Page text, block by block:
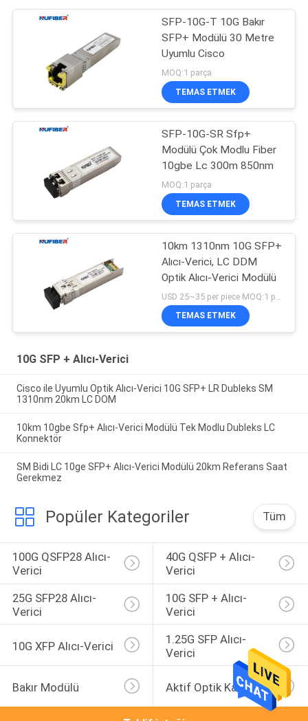
SFP-10G-T 10G Bakır
SFP+ Modülü 30 Metre
Uyumlu Cisco
MOQ:1 parça
TEMAS ETMEK
SFP-10G-SR Sfp+
Modülü Çok Modlu Fiber
10gbe Lc 300m 850nm
MOQ:1 parça
TEMAS ETMEK
10km 1310nm 10G SFP+
Alıcı-Verici, LC DDM
Optik Alıcı-Verici Modülü
TEMAS ETMEK
10G SFP + Alıcı-Verici
Cisco ile Uyumlu Optik Alıcı-Verici 10G SFP+ LR Dubleks SM
1310nm 20km LC DOM
10km 10gbe Sfp+ Alıcı-Verici Modülü Tek Modlu Dubleks LC
Konnektör
SM Bidi LC 10ge SFP+ Alıcı-Verici Modülü 20km Referans Saat
Gerekmez
Popüler Kategoriler Tüm
100G QSFP28 Alıcı-
Verici
40G QSFP + Alıcı-
Verici
25G SFP28 Alıcı-
Verici
10G SFP + Alıcı-
Verici
10G XFP Alıcı-Verici
1.25G SFP Alıcı-
Verici
Bakır Modülü Aktif Optik Kablo